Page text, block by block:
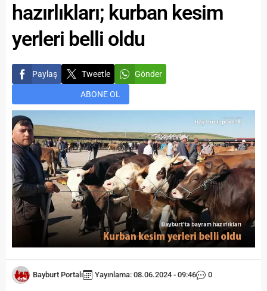
hazırlıkları; kurban kesim
yerleri belli oldu
Paylaş Tweetle Gönder
ABONE OL
Bayburt Portalı Yayınlama: 08.06.2024 - 09:46 0